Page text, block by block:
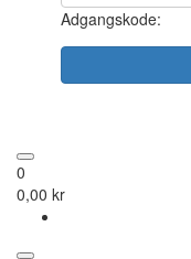
Adgangskode:
0
0,00 kr